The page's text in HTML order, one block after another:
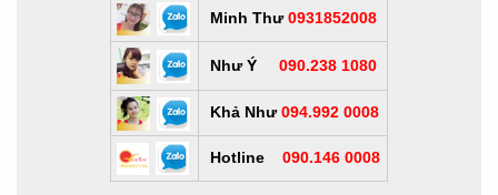
Minh Thư 0931852008
Như Ý 090.238 1080
Khả Như 094.992 0008
Hotline 090.146 0008